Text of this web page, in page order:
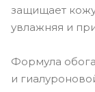
защищает
увлажняя и
Формула
и